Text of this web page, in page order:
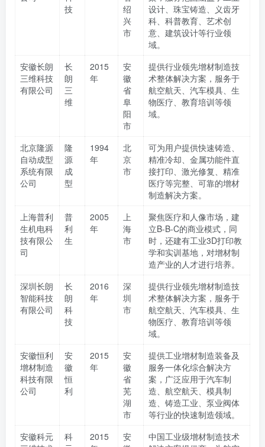
技
绍
兴
市
设计、珠宝铸造、义齿牙
科、科普教育、艺术创
意、建筑设计等行业领
域。
安徽长朗
三维科技
有限公司
长
朗
三
维
2015
年
安
徽
省
阜
阳
市
提供行业领先增材制造技
术整体解决方案，服务于
航空航天、汽车模具、生
物医疗、教育培训等领
域。
北京隆源
自动成型
系统有限
公司
隆
源
成
型
1994
年
北
京
市
可为用户提供快速铸造、
精准冷却、金属功能件直
接打印、激光修复、精准
医疗等完整、可靠的增材
制造解决方案。
上海普利
生机电科
技有限公
司
普
利
生
2005
年
上
海
市
聚焦医疗和人像市场，建
立B-B-C的商业模式，同
时，还建有工业3D打印教
学和实训基地，对增材制
造产业的人才进行培养。
深圳长朗
智能科技
有限公司
长
朗
科
技
2016
年
深
圳
市
提供行业领先增材制造技
术整体解决方案，服务于
航空航天、汽车模具、生
物医疗、教育培训等领
域。
安徽恒利
增材制造
科技有限
公司
安
徽
恒
利
2015
年
安
徽
省
芜
湖
市
提供工业增材制造装备及
服务一体化综合解决方
案，广泛应用于汽车制
造、航空航天、模具制
造、铸造工业、泵业阀体
等行业的快速制造领域。
安徽科元
科
2015
安
中国工业级增材制造技术